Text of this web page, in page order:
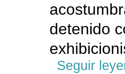
detenido
Seguir